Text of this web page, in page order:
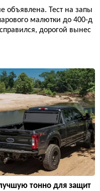
объявлена. Тест на запы
малютки до 400-д
дорогой вынес
тонно для защит